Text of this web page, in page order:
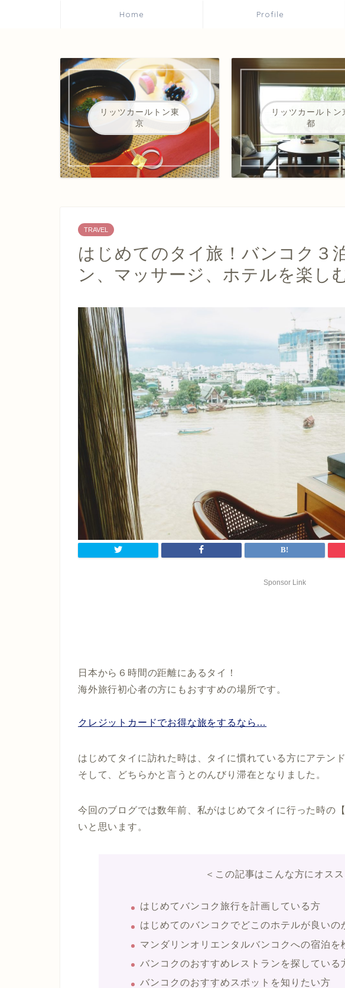
Home Profile
リッツカールトン東
京
リッツカールトン
都
TRAVEL
はじめてのタイ旅！バンコク３
ン、マッサージ、ホテルを楽し
Sponsor Link
日本から６時間の距離にあるタイ！
海外旅行初心者の方にもおすすめの場所です。
クレジットカードでお得な旅をするなら…
はじめてタイに訪れた時は、タイに慣れている方にアテン
そして、どちらかと言うとのんびり滞在となりました。
今回のブログでは数年前、私がはじめてタイに行った時の
いと思います。
＜この記事はこんな方にオスス
はじめてバンコク旅行を計画している方
はじめてのバンコクでどこのホテルが良いの
マンダリンオリエンタルバンコクへの宿泊を
バンコクのおすすめレストランを探している
バンコクのおすすめスポットを知りたい方